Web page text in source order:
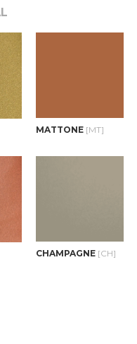
MATTONE [MT]
CHAMPAGNE [CH]